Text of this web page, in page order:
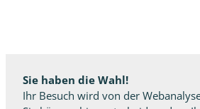
Sie haben die Wahl!
Ihr Besuch wird von der